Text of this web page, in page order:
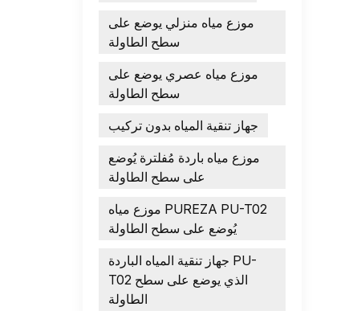
موزع مياه منزلي يوضع على
سطح الطاولة
موزع مياه عصري يوضع على
سطح الطاولة
جهاز تنقية المياه بدون تركيب
موزع مياه باردة مُفلترة يُوضع
على سطح الطاولة
موزع مياه PUREZA PU-T02
يُوضع على سطح الطاولة
جهاز تنقية المياه الباردة PU-
T02 الذي يوضع على سطح
الطاولة